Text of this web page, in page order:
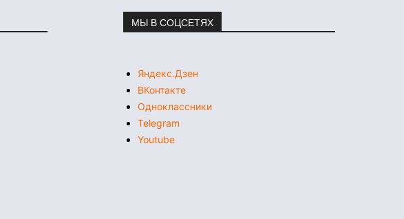
МЫ В СОЦСЕТЯХ
Яндекс.Дзен
ВКонтакте
Одноклассники
Telegram
Youtube